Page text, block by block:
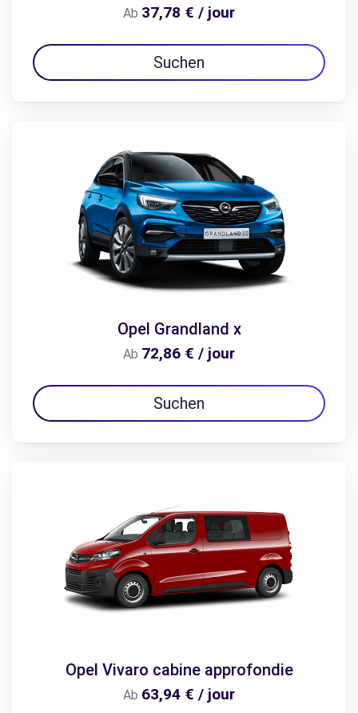
Ab 37,78 € / jour
Suchen
Opel Grandland x
Ab 72,86 € / jour
Suchen
Opel Vivaro cabine approfondie
Ab 63,94 € / jour